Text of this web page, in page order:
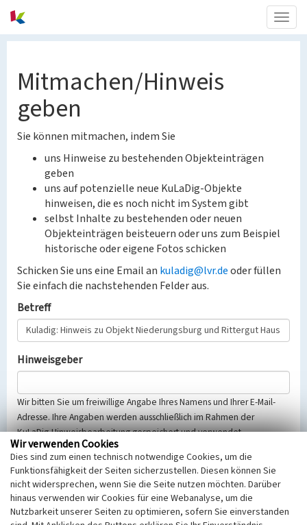
Mitmachen/Hinweis
geben
Sie können mitmachen, indem Sie
uns Hinweise zu bestehenden Objekteinträgen
geben
uns auf potenzielle neue KuLaDig-Objekte
hinweisen, die es noch nicht im System gibt
selbst Inhalte zu bestehenden oder neuen
Objekteinträgen beisteuern oder uns zum Beispiel
historische oder eigene Fotos schicken
Schicken Sie uns eine Email an kuladig@lvr.deoder füllen
Sie einfach die nachstehenden Felder aus.
Betreff
Hinweisgeber
Wir bitten Sie um freiwillige Angabe Ihres Namens und Ihrer E-Mail-
Adresse. Ihre Angaben werden ausschließlich im Rahmen der
KuLaDig-Hinweisbearbeitung gespeichert und verwendet.
Selbstverständlich werden diese entsprechend der Vorschriften des
Telemediengesetzes, des Datenschutzgesetzes NRW und der seit
dem 25.05.2018 gültigen Europäischen Datenschutzgrundverordnung
(EU-DSGVO) vertraulich behandelt, beachten Sie bitte unsere
Hinweise zumDatenschutz
Wir verwenden Cookies
Dies sind zum einen technisch notwendige Cookies, um die
Funktionsfähigkeit der Seiten sicherzustellen. Diesen können Sie
nicht widersprechen, wenn Sie die Seite nutzen möchten. Darüber
hinaus verwenden wir Cookies für eine Webanalyse, um die
Nutzbarkeit unserer Seiten zu optimieren, sofern Sie einverstanden